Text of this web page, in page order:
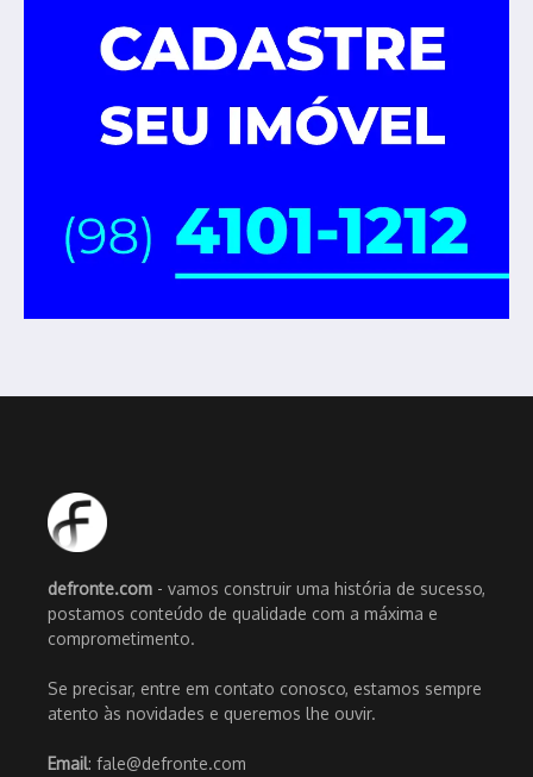
defronte.com - vamos construir uma história de sucesso,
postamos conteúdo de qualidade com a máxima e
comprometimento.
Se precisar, entre em contato conosco, estamos sempre
atento às novidades e queremos lhe ouvir.
Email: fale@defronte.com